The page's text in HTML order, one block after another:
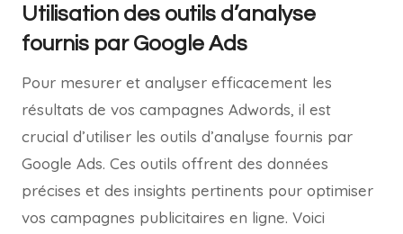
Utilisation des outils d’analyse
fournis par Google Ads
Pour mesurer et analyser efficacement les
résultats de vos campagnes Adwords, il est
crucial d’utiliser les outils d’analyse fournis par
Google Ads. Ces outils offrent des données
précises et des insights pertinents pour optimiser
vos campagnes publicitaires en ligne. Voici